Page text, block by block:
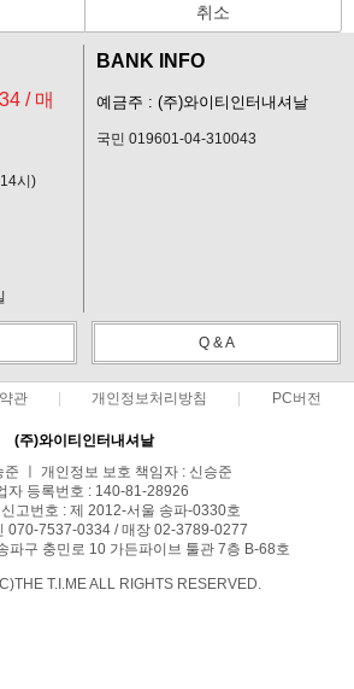
취소
/ 매
시)
BANK INFO
예금주 : (주)와이티인터내셔날
국민 019601-04-310043
Q & A
관 개인정보처리방침 PC버전
(주)와이티인터내셔날
준 ㅣ 개인정보 보호 책임자 : 신승준
자 등록번호 : 140-81-28926
고번호 : 제 2012-서울 송파-0330호
070-7537-0334 / 매장 02-3789-0277
파구 충민로 10 가든파이브 툴관 7층 B-68호
T.I.ME ALL RIGHTS RESERVED.